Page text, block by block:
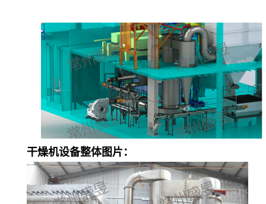
干燥机设备整体图片：